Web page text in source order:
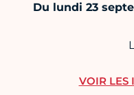
Du lundi 23
VOIR LES